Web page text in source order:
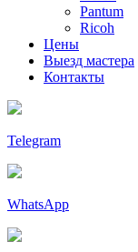
Pantum
Ricoh
Цены
Выезд мастера
Контакты
Telegram
WhatsApp